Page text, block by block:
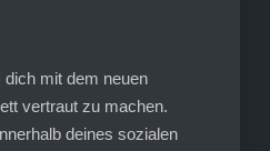
mit dem neuen
vertraut zu machen.
deines sozialen